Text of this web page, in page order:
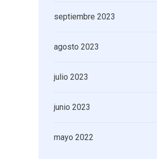
septiembre 2023
agosto 2023
julio 2023
junio 2023
mayo 2022